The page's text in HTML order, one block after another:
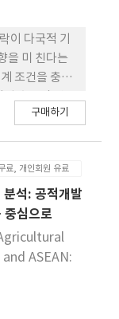
이 다국적 기
을 미 친다는
조건을 충분
열망 수준 대
과하락을 경
을 위해 개발
집중도와
성과 회복보
은 장기적인
저하에 대응
발도상국 이
구매하기
료, 개인회원 유료
석: 공적개발
심으로
ASEAN: